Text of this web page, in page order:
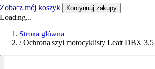
Zobacz mój koszyk Kontynuuj zakupy
Loading...
Strona główna
/ Ochrona szyi motocyklisty Leatt DBX 3.5